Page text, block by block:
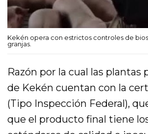
Kekén opera con estrictos controles de
granjas.
Razón por la cual las plantas
de Kekén cuentan con la
(Tipo Inspección Federal),
que el producto final tiene